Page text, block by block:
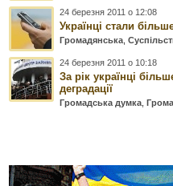
24 березня 2011 о 12:08
Українці стали
Громадянська ,
24 березня 2011 о 10:18
За рік українці
деградації
Громадська думка ,